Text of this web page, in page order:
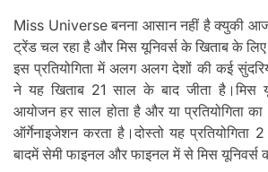
Miss Universe बनना आसान नहीं है क्युकी
ट्रेंड चल रहा है और मिस यूनिवर्स के खिताब के लिए
इस प्रतियोगिता में अलग अलग देशों की कई
ने यह खिताब 21 साल के बाद जीता है।मिस
आयोजन हर साल होता है और या प्रतियोगिता
ऑर्गेनाइजेशन करता है।दोस्तो यह
बादमें सेमी फाइनल और फाइनल में से मिस यूनिवर्स